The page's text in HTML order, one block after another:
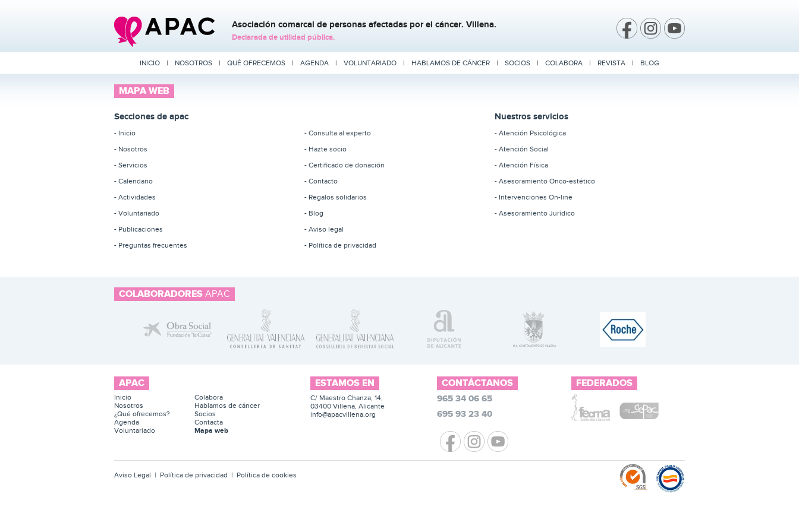
Asociación comarcal de personas afectadas por el cáncer. Villena.
Declarada de utilidad pública.
INICIO | NOSOTROS | QUÉ OFRECEMOS | AGENDA | VOLUNTARIADO | HABLAMOS DE CÁNCER | SOCIOS | COLABORA | REVISTA | BLOG
MAPA WEB
Secciones de apac
- Inicio
- Nosotros
- Servicios
- Calendario
- Actividades
- Voluntariado
- Publicaciones
- Preguntas frecuentes
- Consulta al experto
- Hazte socio
- Certificado de donación
- Contacto
- Regalos solidarios
- Blog
- Aviso legal
- Política de privacidad
Nuestros servicios
- Atención Psicológica
- Atención Social
- Atención Física
- Asesoramiento Onco-estético
- Intervenciones On-line
- Asesoramiento Jurídico
COLABORADORES APAC
APAC
Inicio
Nosotros
¿Qué ofrecemos?
Agenda
Voluntariado
Colabora
Hablamos de cáncer
Socios
Contacta
Mapa web
ESTAMOS EN
C/ Maestro Chanza, 14,
03400 Villena, Alicante
info@apacvillena.org
CONTÁCTANOS
965 34 06 65
695 93 23 40
FEDERADOS
Aviso Legal | Política de privacidad | Política de cookies